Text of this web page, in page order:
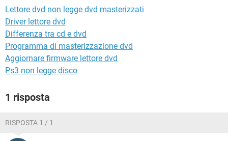
Lettore dvd non legge dvd masterizzati
Driver lettore dvd
Differenza tra cd e dvd
Programma di masterizzazione dvd
Aggiornare firmware lettore dvd
Ps3 non legge disco
1 risposta
RISPOSTA 1 / 1